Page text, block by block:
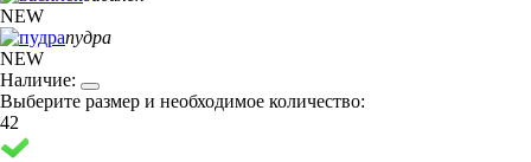
NEW
пудра
NEW
Наличие:
Выберите размер и необходимое количество:
42